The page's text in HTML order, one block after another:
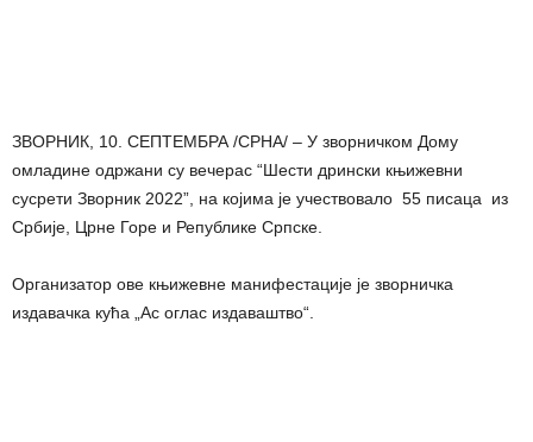
ЗВОРНИК, 10. СЕПТЕМБРА /СРНА/ – У зворничком Дому
омладине одржани су вечерас “Шести дрински књижевни
сусрети Зворник 2022”, на којима je учествовалo 55 писaцa из
Србије, Црне Горе и Републике Српске.
Организатор ове књижевне манифестације је зворничка
издавачка кућа „Ас оглас издаваштво“.